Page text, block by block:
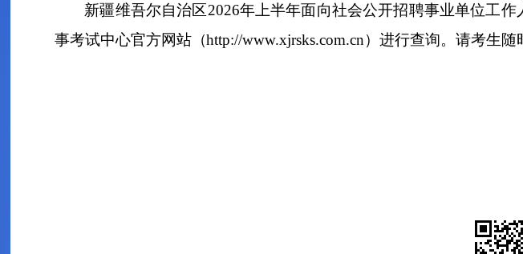
新疆维吾尔自治区2026年上半年面向社会公开招聘事业单位工
事考试中心官方网站 （http://www.xjrsks.com.cn） 进行查询。 请考生随